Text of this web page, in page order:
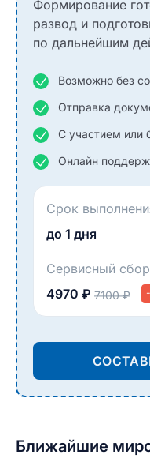
Формирование
развод и
по дальнейшим
Возможно без
Отправка
С участием или
Онлайн
Срок
до 1 дня
Сервисный сбор
4970 ₽ 7100 ₽
Ближайшие